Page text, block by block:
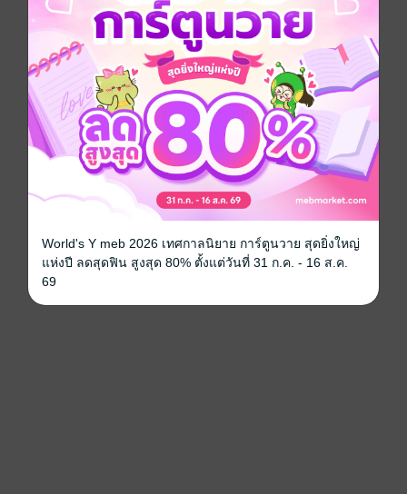
World's Y meb 2026 เทศกาลนิยาย การ์ตูนวาย สุดยิ่งใหญ่
แห่งปี ลดสุดฟิน สูงสุด 80% ตั้งแต่วันที่ 31 ก.ค. - 16 ส.ค.
69